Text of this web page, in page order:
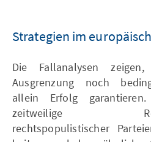
Strategien im
Die Fallanalysen
Ausgrenzung noch
allein Erfolg
zeitweilige
rechtspopulistischer